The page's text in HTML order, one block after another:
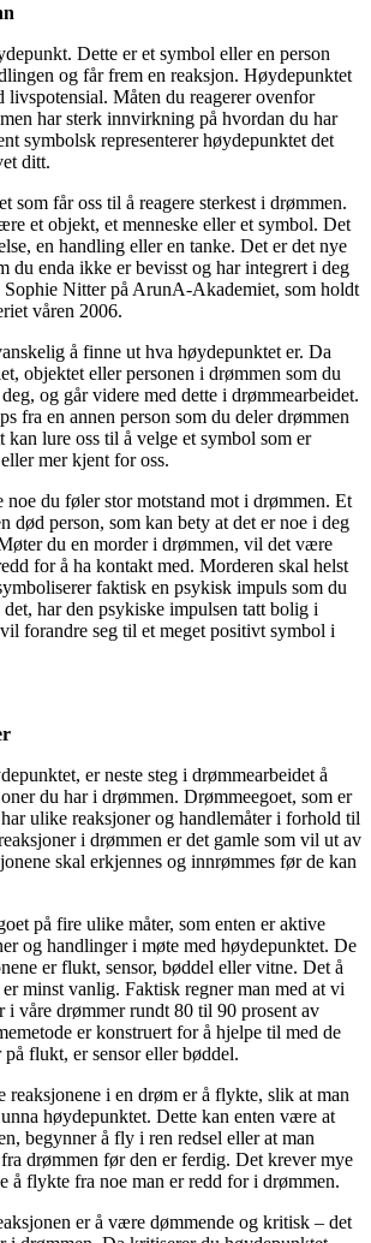
Dette er et symbol eller en person
og får frem en reaksjon. Høydepunktet
livspotensial. Måten du reagerer ovenfor
har sterk innvirkning på hvordan du har
symbolsk representerer høydepunktet det
ditt.
som får oss til å reagere sterkest i drømmen.
et objekt, et menneske eller et symbol. Det
en handling eller en tanke. Det er det nye
du enda ikke er bevisst og har integrert i deg
Sophie Nitter på ArunA-Akademiet, som holdt
våren 2006.
å finne ut hva høydepunktet er. Da
objektet eller personen i drømmen som du
og går videre med dette i drømmearbeidet.
fra en annen person som du deler drømmen
kan lure oss til å velge et symbol som er
mer kjent for oss.
noe du føler stor motstand mot i drømmen. Et
død person, som kan bety at det er noe i deg
du en morder i drømmen, vil det være
for å ha kontakt med. Morderen skal helst
faktisk en psykisk impuls som du
har den psykiske impulsen tatt bolig i
forandre seg til et meget positivt symbol i
er neste steg i drømmearbeidet å
du har i drømmen. Drømmeegoet, som er
ulike reaksjoner og handlemåter i forhold til
i drømmen er det gamle som vil ut av
skal erkjennes og innrømmes før de kan
på fire ulike måter, som enten er aktive
og handlinger i møte med høydepunktet. De
er flukt, sensor, bøddel eller vitne. Det å
minst vanlig. Faktisk regner man med at vi
i våre drømmer rundt 80 til 90 prosent av
er konstruert for å hjelpe til med de
flukt, er sensor eller bøddel.
reaksjonene i en drøm er å flykte, slik at man
høydepunktet. Dette kan enten være at
begynner å fly i ren redsel eller at man
drømmen før den er ferdig. Det krever mye
å flykte fra noe man er redd for i drømmen.
er å være dømmende og kritisk – det